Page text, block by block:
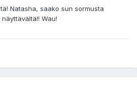
Natasha, saako sun sormusta
Wau!